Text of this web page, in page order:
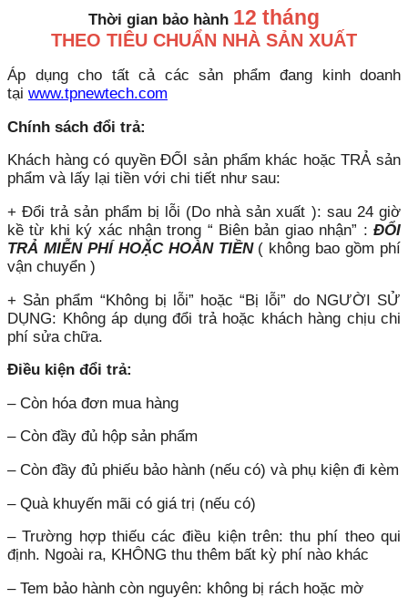
Thời gian bảo hành 12 tháng
THEO TIÊU CHUẨN NHÀ SẢN XUẤT
Áp dụng cho tất cả các sản phẩm đang kinh doanh
tại www.tpnewtech.com
Chính sách đổi trả:
Khách hàng có quyền ĐỔI sản phẩm khác hoặc TRẢ sản
phẩm và lấy lại tiền với chi tiết như sau:
+ Đổi trả sản phẩm bị lỗi (Do nhà sản xuất ): sau 24 giờ
kề từ khi ký xác nhận trong “ Biên bản giao nhận” : ĐỔI
TRẢ MIỄN PHÍ HOẶC HOÀN TIỀN( không bao gồm phí
vận chuyển )
+ Sản phẩm “Không bị lỗi” hoặc “Bị lỗi” do NGƯỜI SỬ
DỤNG: Không áp dụng đổi trả hoặc khách hàng chịu chi
phí sửa chữa.
Điều kiện đổi trả:
– Còn hóa đơn mua hàng
– Còn đầy đủ hộp sản phẩm
– Còn đầy đủ phiếu bảo hành (nếu có) và phụ kiện đi kèm
– Quà khuyến mãi có giá trị (nếu có)
– Trường hợp thiếu các điều kiện trên: thu phí theo qui
định. Ngoài ra, KHÔNG thu thêm bất kỳ phí nào khác
– Tem bảo hành còn nguyên: không bị rách hoặc mờ